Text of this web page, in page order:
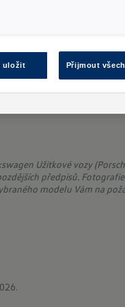
Užitkové vozy
předpisů.
modelu Vám na
uložit Přijmout